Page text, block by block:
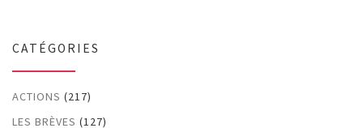
CATÉGORIES
ACTIONS (217)
LES BRÈVES (127)